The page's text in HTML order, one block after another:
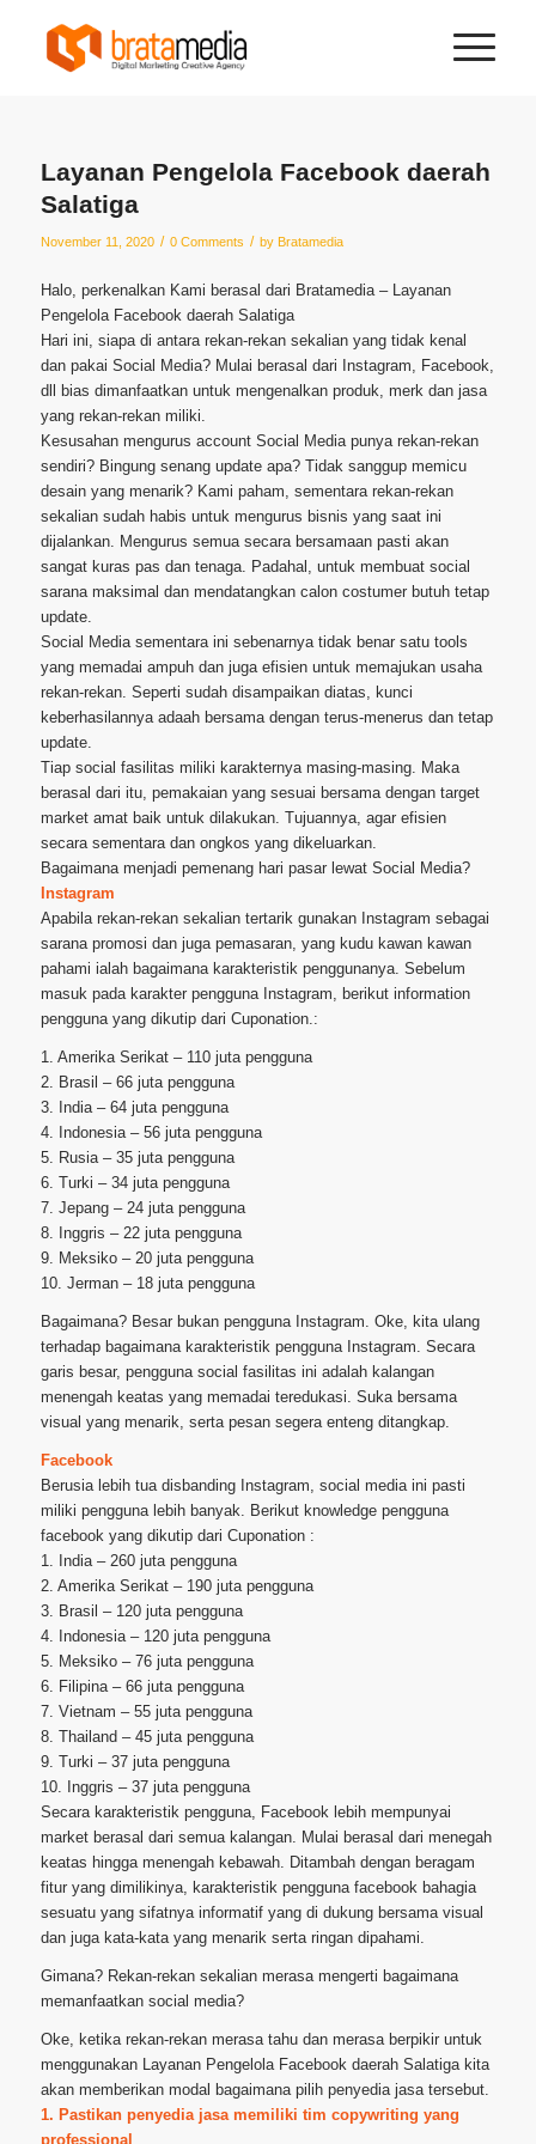
Layanan Pengelola Facebook daerah
Salatiga
November 11, 2020 / 0 Comments / by Bratamedia
Halo, perkenalkan Kami berasal dari Bratamedia – Layanan
Pengelola Facebook daerah Salatiga
Hari ini, siapa di antara rekan-rekan sekalian yang tidak kenal
dan pakai Social Media? Mulai berasal dari Instagram, Facebook,
dll bias dimanfaatkan untuk mengenalkan produk, merk dan jasa
yang rekan-rekan miliki.
Kesusahan mengurus account Social Media punya rekan-rekan
sendiri? Bingung senang update apa? Tidak sanggup memicu
desain yang menarik? Kami paham, sementara rekan-rekan
sekalian sudah habis untuk mengurus bisnis yang saat ini
dijalankan. Mengurus semua secara bersamaan pasti akan
sangat kuras pas dan tenaga. Padahal, untuk membuat social
sarana maksimal dan mendatangkan calon costumer butuh tetap
update.
Social Media sementara ini sebenarnya tidak benar satu tools
yang memadai ampuh dan juga efisien untuk memajukan usaha
rekan-rekan. Seperti sudah disampaikan diatas, kunci
keberhasilannya adaah bersama dengan terus-menerus dan tetap
update.
Tiap social fasilitas miliki karakternya masing-masing. Maka
berasal dari itu, pemakaian yang sesuai bersama dengan target
market amat baik untuk dilakukan. Tujuannya, agar efisien
secara sementara dan ongkos yang dikeluarkan.
Bagaimana menjadi pemenang hari pasar lewat Social Media?
Instagram
Apabila rekan-rekan sekalian tertarik gunakan Instagram sebagai
sarana promosi dan juga pemasaran, yang kudu kawan kawan
pahami ialah bagaimana karakteristik penggunanya. Sebelum
masuk pada karakter pengguna Instagram, berikut information
pengguna yang dikutip dari Cuponation.:
1. Amerika Serikat – 110 juta pengguna
2. Brasil – 66 juta pengguna
3. India – 64 juta pengguna
4. Indonesia – 56 juta pengguna
5. Rusia – 35 juta pengguna
6. Turki – 34 juta pengguna
7. Jepang – 24 juta pengguna
8. Inggris – 22 juta pengguna
9. Meksiko – 20 juta pengguna
10. Jerman – 18 juta pengguna
Bagaimana? Besar bukan pengguna Instagram. Oke, kita ulang
terhadap bagaimana karakteristik pengguna Instagram. Secara
garis besar, pengguna social fasilitas ini adalah kalangan
menengah keatas yang memadai teredukasi. Suka bersama
visual yang menarik, serta pesan segera enteng ditangkap.
Facebook
Berusia lebih tua disbanding Instagram, social media ini pasti
miliki pengguna lebih banyak. Berikut knowledge pengguna
facebook yang dikutip dari Cuponation :
1. India – 260 juta pengguna
2. Amerika Serikat – 190 juta pengguna
3. Brasil – 120 juta pengguna
4. Indonesia – 120 juta pengguna
5. Meksiko – 76 juta pengguna
6. Filipina – 66 juta pengguna
7. Vietnam – 55 juta pengguna
8. Thailand – 45 juta pengguna
9. Turki – 37 juta pengguna
10. Inggris – 37 juta pengguna
Secara karakteristik pengguna, Facebook lebih mempunyai
market berasal dari semua kalangan. Mulai berasal dari menegah
keatas hingga menengah kebawah. Ditambah dengan beragam
fitur yang dimilikinya, karakteristik pengguna facebook bahagia
sesuatu yang sifatnya informatif yang di dukung bersama visual
dan juga kata-kata yang menarik serta ringan dipahami.
Gimana? Rekan-rekan sekalian merasa mengerti bagaimana
memanfaatkan social media?
Oke, ketika rekan-rekan merasa tahu dan merasa berpikir untuk
menggunakan Layanan Pengelola Facebook daerah Salatiga kita
akan memberikan modal bagaimana pilih penyedia jasa tersebut.
1. Pastikan penyedia jasa memiliki tim copywriting yang
professional